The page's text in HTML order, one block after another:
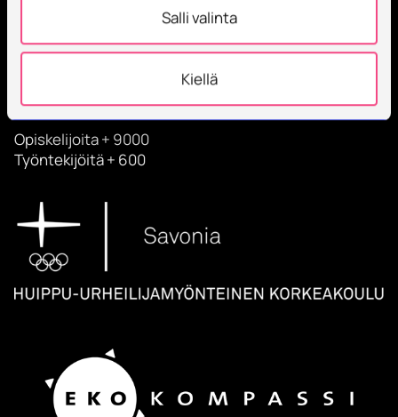
Salli valinta
Kiellä
korkeakoulu, joka kouluttaa, tutkii, kehittää ja
innovoi.
Opiskelijoita + 9000
Työntekijöitä + 600